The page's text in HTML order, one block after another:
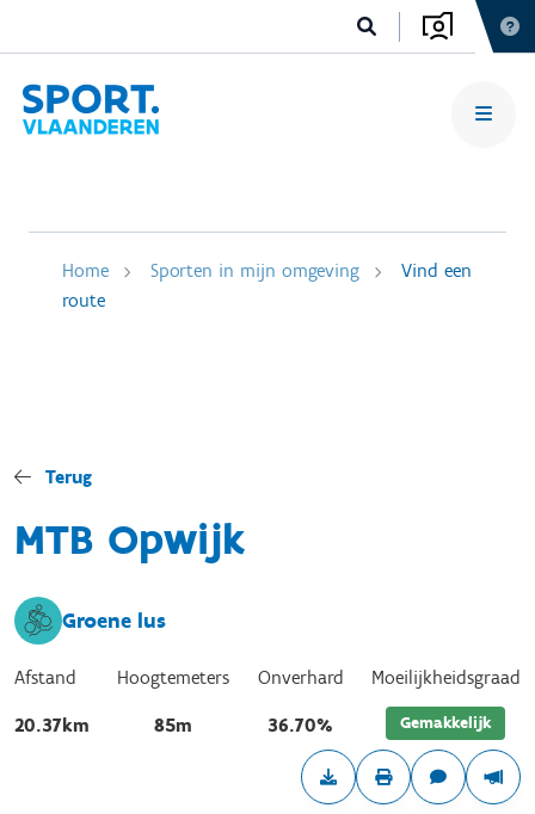
Home Sporten in mijn omgeving
Vind een
route
Terug
MTB Opwijk
Groene lus
Afstand
20.37km
Hoogtemeters
85m
Onverhard
36.70%
Moeilijkheidsgraad
Gemakkelijk